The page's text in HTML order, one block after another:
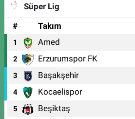
Süper Lig
#
Takım
1 Amed
2 Erzurumspor FK
3 Başakşehir
4 Kocaelispor
5 Beşiktaş